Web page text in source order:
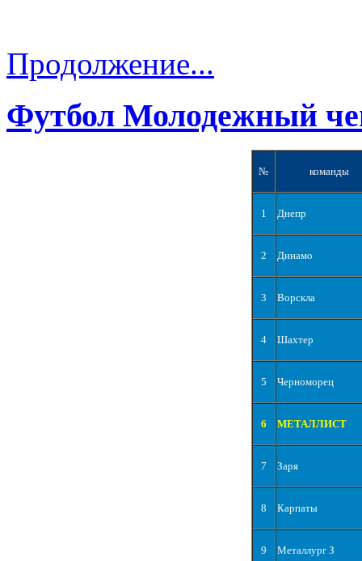
Продолжение...
Футбол Молодежный
№ команды
1 Днепр
2 Динамо
3 Ворскла
4 Шахтер
5 Черноморец
6 МЕТАЛЛИСТ
7 Заря
8 Карпаты
9 Металлург З